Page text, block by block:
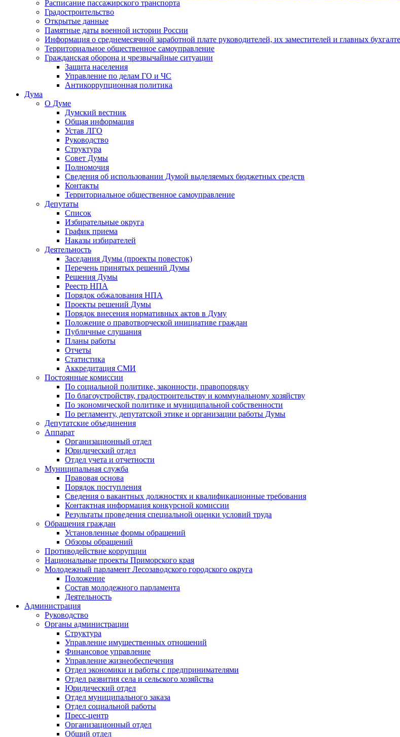
Расписание пассажирского транспорта
Градостроительство
Открытые данные
Памятные даты военной истории России
Информация о среднемесячной заработной плате руководителей, их заместителей и главных
Территориальное общественное самоуправление
Гражданская оборона и чрезвычайные ситуации
Защита населения
Управление по делам ГО и ЧС
Антикоррупционная политика
Дума
О Думе
Думский вестник
Общая информация
Устав ЛГО
Руководство
Структура
Совет Думы
Полномочия
Сведения об использовании Думой выделяемых бюджетных средств
Контакты
Территориальное общественное самоуправление
Депутаты
Список
Избирательные округа
График приема
Наказы избирателей
Деятельность
Заседания Думы (проекты повесток)
Перечень принятых решений Думы
Решения Думы
Реестр НПА
Порядок обжалования НПА
Проекты решений Думы
Порядок внесения нормативных актов в Думу
Положение о правотворческой инициативе граждан
Публичные слушания
Планы работы
Отчеты
Статистика
Аккредитация СМИ
Постоянные комиссии
По социальной политике, законности, правопорядку
По благоустройству, градостроительству и коммунальному хозяйству
По экономической политике и муниципальной собственности
По регламенту, депутатской этике и организации работы Думы
Депутатские объединения
Аппарат
Организационный отдел
Юридический отдел
Отдел учета и отчетности
Муниципальная служба
Правовая основа
Порядок поступления
Сведения о вакантных должностях и квалификационные требования
Контактная информация конкурсной комиссии
Результаты проведения специальной оценки условий труда
Обращения граждан
Установленные формы обращений
Обзоры обращений
Противодействие коррупции
Национальные проекты Приморского края
Молодежный парламент Лесозаводского городского округа
Положение
Состав молодежного парламента
Деятельность
Администрация
Руководство
Органы администрации
Структура
Управление имущественных отношений
Финансовое управление
Управление жизнеобеспечения
Отдел экономики и работы с предпринимателями
Отдел развития села и сельского хозяйства
Юридический отдел
Отдел муниципального заказа
Отдел социальной работы
Пресс-центр
Организационный отдел
Общий отдел